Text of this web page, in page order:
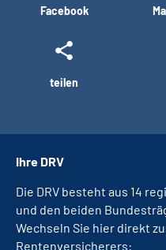
Facebook
teilen
Ihre DRV
Die DRV besteht aus 14
und den beiden
Wechseln Sie hier direkt
Rentenversicherers: